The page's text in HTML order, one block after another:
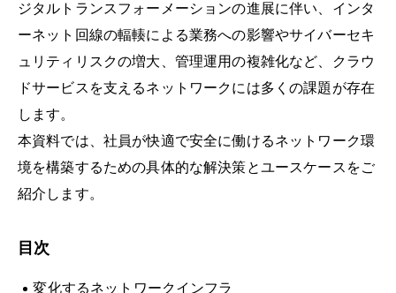
ジタルトランスフォーメーションの進展に伴い、インタ
ーネット回線の輻輳による業務への影響やサイバーセキ
ュリティリスクの増大、管理運用の複雑化など、クラウ
ドサービスを支えるネットワークには多くの課題が存在
します。
本資料では、社員が快適で安全に働けるネットワーク環
境を構築するための具体的な解決策とユースケースをご
紹介します。
目次
変化するネットワークインフラ